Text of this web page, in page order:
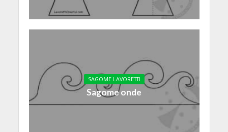
SAGOME LAVORETTI
Sagome onde